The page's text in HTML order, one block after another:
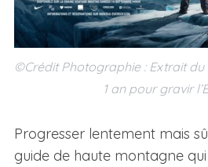
©Crédit Photographie : Extrait du
1 an pour gravir
Progresser lentement mais
guide de haute montagne